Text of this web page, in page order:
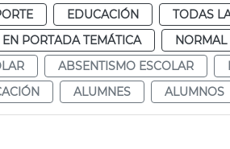
EDUCACIÓN TODAS
EN PORTADA TEMÁTICA NORMAL
ABSENTISMO ESCOLAR
ALUMNES ALUMNOS